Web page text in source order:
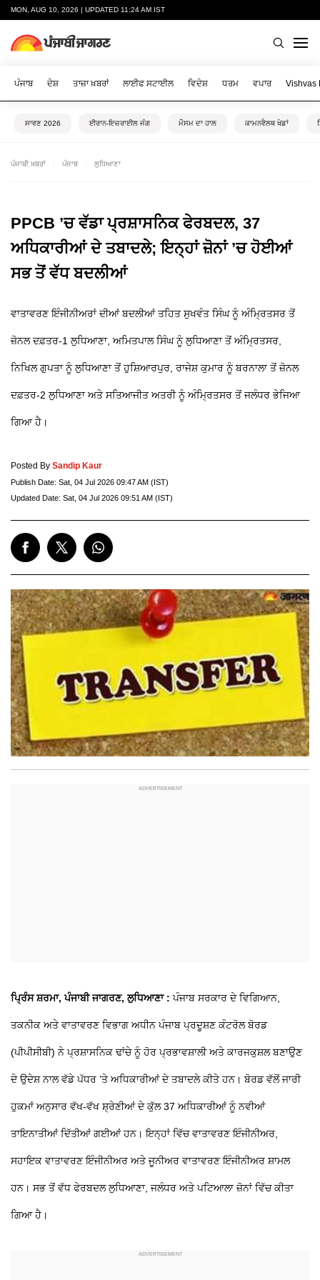
MON, AUG 10, 2026 | UPDATED 11:24 AM IST
ਪੰਜਾਬ ਦੇਸ਼ ਤਾਜ਼ਾ ਖ਼ਬਰਾਂ ਲਾਈਫ ਸਟਾਈਲ ਵਿਦੇਸ਼ ਧਰਮ ਵਪਾਰ Vishvas
ਸਾਵਣ 2026 ਈਰਾਨ-ਇਜ਼ਰਾਈਲ ਜੰਗ ਮੌਸਮ ਦਾ ਹਾਲ ਕਾਮਨਵੈਲਥ ਖੇਡਾਂ
ਪੰਜਾਬੀ ਖ਼ਬਰਾਂ ਪੰਜਾਬ ਲੁਧਿਆਣਾ
PPCB ’ਚ ਵੱਡਾ ਪ੍ਰਸ਼ਾਸਨਿਕ ਫੇਰਬਦਲ, 37
ਅਧਿਕਾਰੀਆਂ ਦੇ ਤਬਾਦਲੇ; ਇਨ੍ਹਾਂ ਜ਼ੋਨਾਂ ’ਚ ਹੋਈਆਂ
ਸਭ ਤੋਂ ਵੱਧ ਬਦਲੀਆਂ
ਵਾਤਾਵਰਣ ਇੰਜੀਨੀਅਰਾਂ ਦੀਆਂ ਬਦਲੀਆਂ ਤਹਿਤ ਸੁਖਵੰਤ ਸਿੰਘ ਨੂੰ ਅੰਮ੍ਰਿਤਸਰ ਤੋਂ
ਜ਼ੋਨਲ ਦਫ਼ਤਰ-1 ਲੁਧਿਆਣਾ, ਅਮਿਤਪਾਲ ਸਿੰਘ ਨੂੰ ਲੁਧਿਆਣਾ ਤੋਂ ਅੰਮ੍ਰਿਤਸਰ,
ਨਿਖਿਲ ਗੁਪਤਾ ਨੂੰ ਲੁਧਿਆਣਾ ਤੋਂ ਹੁਸ਼ਿਆਰਪੁਰ, ਰਾਜੇਸ਼ ਕੁਮਾਰ ਨੂੰ ਬਰਨਾਲਾ ਤੋਂ ਜ਼ੋਨਲ
ਦਫ਼ਤਰ-2 ਲੁਧਿਆਣਾ ਅਤੇ ਸਤਿਆਜੀਤ ਅਤਰੀ ਨੂੰ ਅੰਮ੍ਰਿਤਸਰ ਤੋਂ ਜਲੰਧਰ ਭੇਜਿਆ
ਗਿਆ ਹੈ।
Posted By Sandip Kaur
Publish Date: Sat, 04 Jul 2026 09:47 AM (IST)
Updated Date: Sat, 04 Jul 2026 09:51 AM (IST)
ਪ੍ਰਿੰਸ ਸ਼ਰਮਾ, ਪੰਜਾਬੀ ਜਾਗਰਣ, ਲੁਧਿਆਣਾ :ਪੰਜਾਬ ਸਰਕਾਰ ਦੇ ਵਿਗਿਆਨ,
ਤਕਨੀਕ ਅਤੇ ਵਾਤਾਵਰਣ ਵਿਭਾਗ ਅਧੀਨ ਪੰਜਾਬ ਪ੍ਰਦੂਸ਼ਣ ਕੰਟਰੋਲ ਬੋਰਡ
(ਪੀਪੀਸੀਬੀ) ਨੇ ਪ੍ਰਸ਼ਾਸਨਿਕ ਢਾਂਚੇ ਨੂੰ ਹੋਰ ਪ੍ਰਭਾਵਸ਼ਾਲੀ ਅਤੇ ਕਾਰਜਕੁਸ਼ਲ ਬਣਾਉਣ
ਦੇ ਉਦੇਸ਼ ਨਾਲ ਵੱਡੇ ਪੱਧਰ ’ਤੇ ਅਧਿਕਾਰੀਆਂ ਦੇ ਤਬਾਦਲੇ ਕੀਤੇ ਹਨ। ਬੋਰਡ ਵੱਲੋਂ ਜਾਰੀ
ਹੁਕਮਾਂ ਅਨੁਸਾਰ ਵੱਖ-ਵੱਖ ਸ਼੍ਰੇਣੀਆਂ ਦੇ ਕੁੱਲ 37 ਅਧਿਕਾਰੀਆਂ ਨੂੰ ਨਵੀਆਂ
ਤਾਇਨਾਤੀਆਂ ਦਿੱਤੀਆਂ ਗਈਆਂ ਹਨ। ਇਨ੍ਹਾਂ ਵਿੱਚ ਵਾਤਾਵਰਣ ਇੰਜੀਨੀਅਰ,
ਸਹਾਇਕ ਵਾਤਾਵਰਣ ਇੰਜੀਨੀਅਰ ਅਤੇ ਜੂਨੀਅਰ ਵਾਤਾਵਰਣ ਇੰਜੀਨੀਅਰ ਸ਼ਾਮਲ
ਹਨ। ਸਭ ਤੋਂ ਵੱਧ ਫੇਰਬਦਲ ਲੁਧਿਆਣਾ, ਜਲੰਧਰ ਅਤੇ ਪਟਿਆਲਾ ਜ਼ੋਨਾਂ ਵਿੱਚ ਕੀਤਾ
ਗਿਆ ਹੈ।